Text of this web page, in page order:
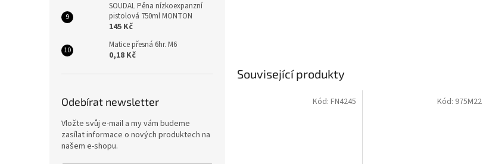
SOUDAL Pěna nízkoexpanzní
pistolová 750ml MONTON
145 Kč
Matice přesná 6hr. M6
0,18 Kč
Odebírat newsletter
Vložte svůj e-mail a my vám budeme
zasílat informace o nových produktech na
našem e-shopu.
Související produkty
Kód: FN4245 Kód: 975M22